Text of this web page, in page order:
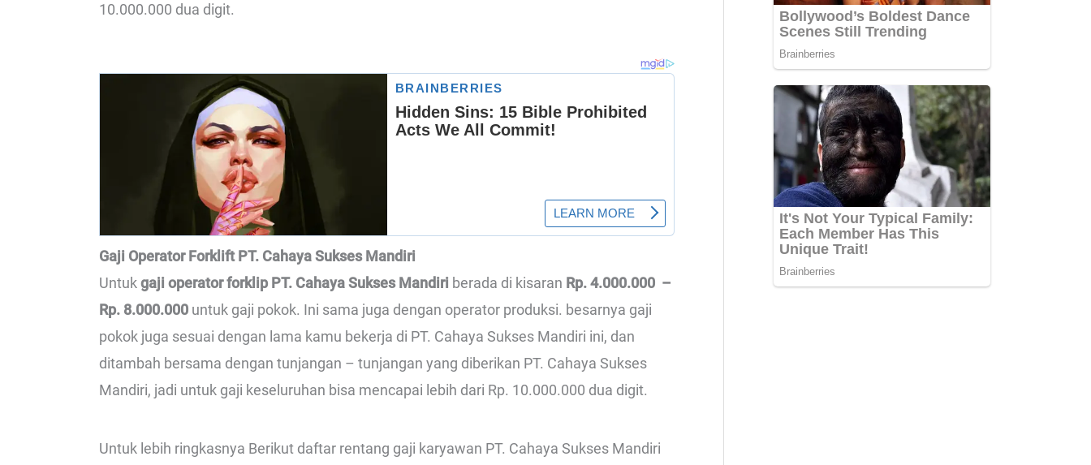
10.000.000 dua digit.
Gaji Operator Forklift PT. Cahaya Sukses Mandiri
Untukgaji operator forklip PT. Cahaya Sukses Mandiri berada di kisaran Rp. 4.000.000 –
Rp. 8.000.000 untuk gaji pokok. Ini sama juga dengan operator produksi. besarnya gaji
pokok juga sesuai dengan lama kamu bekerja di PT. Cahaya Sukses Mandiri ini, dan
ditambah bersama dengan tunjangan – tunjangan yang diberikan PT. Cahaya Sukses
Mandiri, jadi untuk gaji keseluruhan bisa mencapai lebih dari Rp. 10.000.000 dua digit.
Untuk lebih ringkasnya Berikut daftar rentang gaji karyawan PT. Cahaya Sukses Mandiri